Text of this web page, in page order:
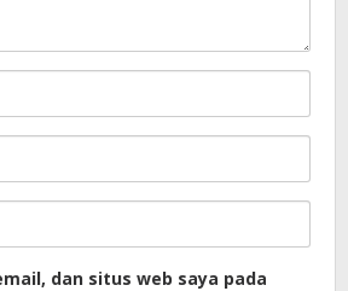
dan situs web saya pada